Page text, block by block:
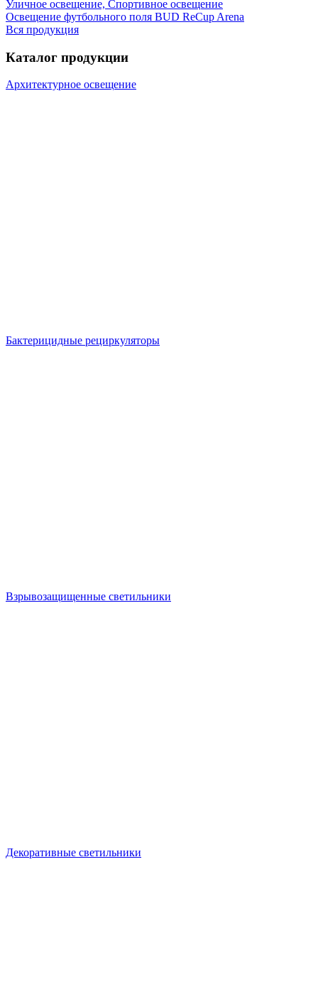
Уличное освещение, Спортивное освещение
Освещение футбольного поля BUD ReCup Arena
Вся продукция
Каталог продукции
Архитектурное освещение
Бактерицидные рециркуляторы
Взрывозащищенные светильники
Декоративные светильники